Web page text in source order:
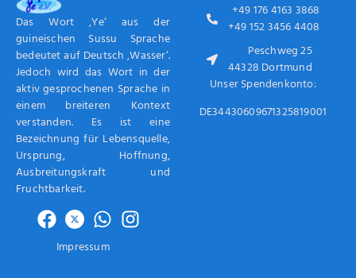
Das Wort ‚Ye‘ aus der
guineischen Sussu Sprache
bedeutet auf Deutsch ‚Wasser‘.
Jedoch wird das Wort in der
aktiv gesprochenen Sprache in
einem breiteren Kontext
verstanden. Es ist eine
Bezeichnung für Lebensquelle,
Ursprung, Hoffnung,
Ausbreitungskraft und
Fruchtbarkeit.
Impressum
+49 176 4163 3868
+49 152 3456 4408
Peschweg 25
44328 Dortmund
Unser Spendenkonto:
DE34430609671325819001